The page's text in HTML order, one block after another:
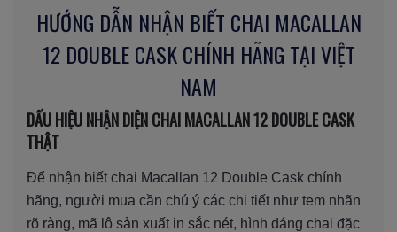
HƯỚNG DẪN NHẬN BIẾT CHAI MACALLAN
12 DOUBLE CASK CHÍNH HÃNG TẠI VIỆT
NAM
DẤU HIỆU NHẬN DIỆN CHAI MACALLAN 12 DOUBLE CASK
THẬT
Để nhận biết chai Macallan 12 Double Cask chính
hãng, người mua cần chú ý các chi tiết như tem nhãn
rõ ràng, mã lô sản xuất in sắc nét, hình dáng chai đặc